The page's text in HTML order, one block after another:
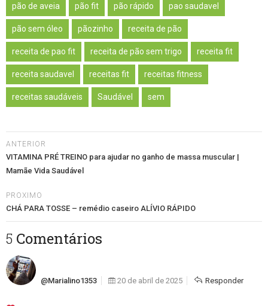
pão de aveia pão fit pão rápido pao saudavel
pão sem óleo pãozinho receita de pão
receita de pao fit receita de pão sem trigo receita fit
receita saudavel receitas fit receitas fitness
receitas saudáveis Saudável sem
ANTERIOR
VITAMINA PRÉ TREINO para ajudar no ganho de massa muscular |
Mamãe Vida Saudável
PROXIMO
CHÁ PARA TOSSE – remédio caseiro ALÍVIO RÁPIDO
5 Comentários
@marialino1353 20 de abril de 2025 Responder